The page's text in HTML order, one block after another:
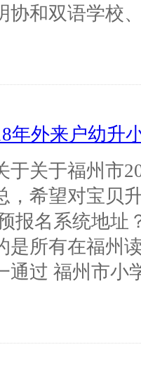
协和双语学校
年外来户幼升
于关于福州市
，希望对宝贝
报名系统地址
是所有在福州
通过 福州市小